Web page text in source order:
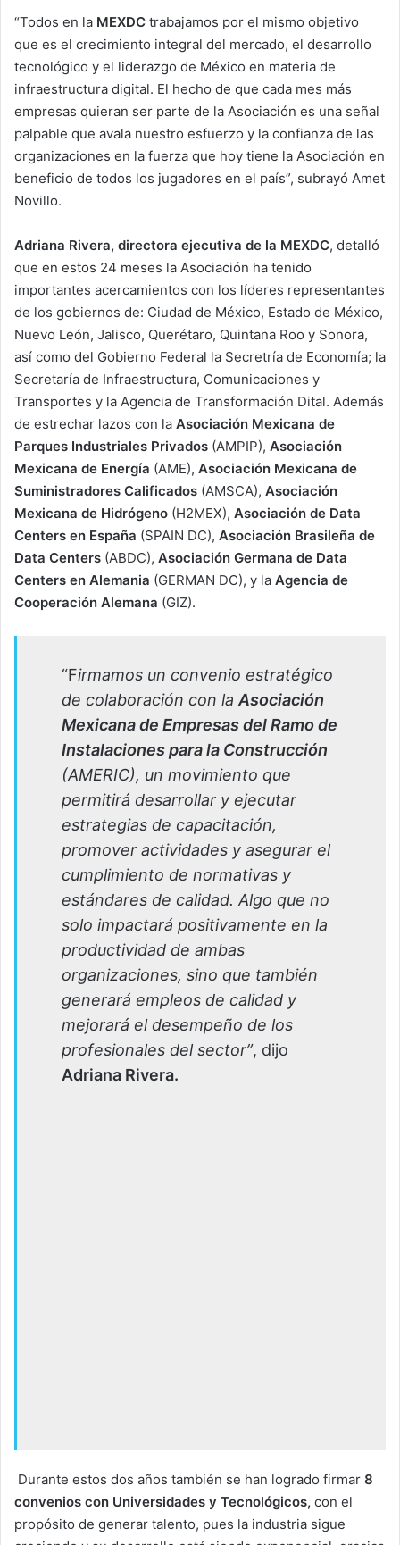
“Todos en la MEXDC trabajamos por el mismo objetivo
que es el crecimiento integral del mercado, el desarrollo
tecnológico y el liderazgo de México en materia de
infraestructura digital. El hecho de que cada mes más
empresas quieran ser parte de la Asociación es una señal
palpable que avala nuestro esfuerzo y la confianza de las
organizaciones en la fuerza que hoy tiene la Asociación en
beneficio de todos los jugadores en el país”, subrayó Amet
Novillo.
Adriana Rivera, directora ejecutiva de la MEXDC, detalló
que en estos 24 meses la Asociación ha tenido
importantes acercamientos con los líderes representantes
de los gobiernos de: Ciudad de México, Estado de México,
Nuevo León, Jalisco, Querétaro, Quintana Roo y Sonora,
así como del Gobierno Federal la Secretría de Economía; la
Secretaría de Infraestructura, Comunicaciones y
Transportes y la Agencia de Transformación Dital. Además
de estrechar lazos con la Asociación Mexicana de
Parques Industriales Privados (AMPIP), Asociación
Mexicana de Energía (AME), Asociación Mexicana de
Suministradores Calificados (AMSCA), Asociación
Mexicana de Hidrógeno (H2MEX), Asociación de Data
Centers en España (SPAIN DC), Asociación Brasileña de
Data Centers (ABDC), Asociación Germana de Data
Centers en Alemania (GERMAN DC), y la Agencia de
Cooperación Alemana (GIZ).
“Firmamos un convenio estratégico
de colaboración con la Asociación
Mexicana de Empresas del Ramo de
Instalaciones para la Construcción
(AMERIC), un movimiento que
permitirá desarrollar y ejecutar
estrategias de capacitación,
promover actividades y asegurar el
cumplimiento de normativas y
estándares de calidad. Algo que no
solo impactará positivamente en la
productividad de ambas
organizaciones, sino que también
generará empleos de calidad y
mejorará el desempeño de los
profesionales del sector”, dijo
Adriana Rivera.
Durante estos dos años también se han logrado firmar 8
convenios con Universidades y Tecnológicos, con el
propósito de generar talento, pues la industria sigue